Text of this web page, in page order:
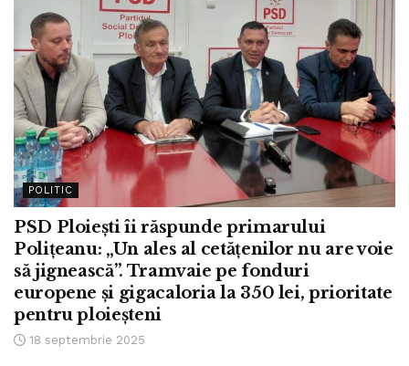
POLITIC
PSD Ploiești îi răspunde primarului
Polițeanu: „Un ales al cetățenilor nu are voie
să jignească”. Tramvaie pe fonduri
europene și gigacaloria la 350 lei, prioritate
pentru ploieșteni
18 septembrie 2025